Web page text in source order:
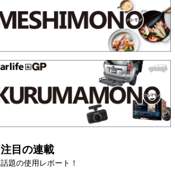
注目の連載
話題の使用レポート！